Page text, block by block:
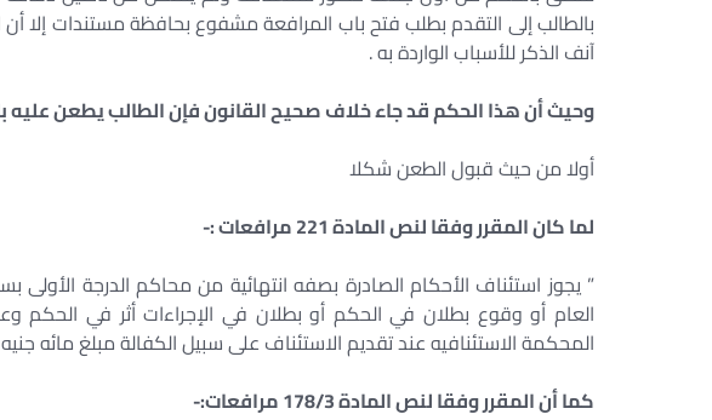
بالطالب إلى التقدم بطلب فتح باب المرافعة مشفوع بحافظة مستندات
آنف الذكر للأسباب الواردة به .
وحيث أن هذا الحكم قد جاء خلاف صحيح القانون فإن الطالب يطعن عليه
أولا من حيث قبول الطعن شكلا
لما كان المقرر وفقا لنص المادة 221 مرافعات :-
” يجوز استئناف الأحكام الصادرة بصفه انتهائية من محاكم الدرجة
العام أو وقوع بطلان في الحكم أو بطلان في الإجراءات أثر في الحكم
المحكمة الاستئنافيه عند تقديم الاستئناف على سبيل الكفالة مبلغ مائه
كما أن المقرر وفقا لنص المادة 178/3 مرافعات:-